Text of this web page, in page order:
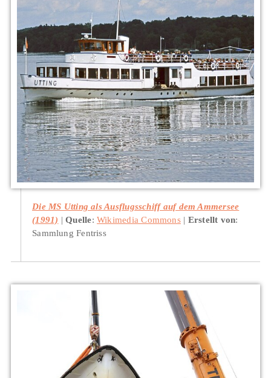
Die MS Utting als Ausflugsschiff auf dem Ammersee
(1991)
Quelle: Wikimedia Commons Erstellt von:
Sammlung Fentriss